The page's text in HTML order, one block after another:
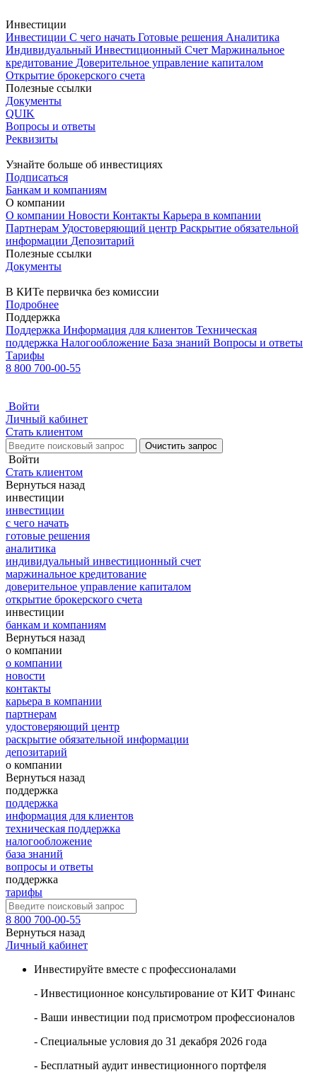
Инвестиции
Инвестиции С чего начать Готовые решения Аналитика
Индивидуальный Инвестиционный Счет Маржинальное
кредитование Доверительное управление капиталом
Открытие брокерского счета
Полезные ссылки
Документы
QUIK
Вопросы и ответы
Реквизиты
Узнайте больше об инвестициях
Подписаться
Банкам и компаниям
О компании
О компании Новости Контакты Карьера в компании
Партнерам Удостоверяющий центр Раскрытие обязательной
информации Депозитарий
Полезные ссылки
Документы
В КИТе первичка без комиссии
Подробнее
Поддержка
Поддержка Информация для клиентов Техническая
поддержка Налогообложение База знаний Вопросы и ответы
Тарифы
8 800 700-00-55
Войти
Личный кабинет
Стать клиентом
Очистить запрос
Войти
Стать клиентом
Вернуться назад
инвестиции
инвестиции
с чего начать
готовые решения
аналитика
индивидуальный инвестиционный счет
маржинальное кредитование
доверительное управление капиталом
открытие брокерского счета
инвестиции
банкам и компаниям
Вернуться назад
о компании
о компании
новости
контакты
карьера в компании
партнерам
удостоверяющий центр
раскрытие обязательной информации
депозитарий
о компании
Вернуться назад
поддержка
поддержка
информация для клиентов
техническая поддержка
налогообложение
база знаний
вопросы и ответы
поддержка
тарифы
8 800 700-00-55
Вернуться назад
Личный кабинет
Инвестируйте вместе с профессионалами
- Инвестиционное консультирование от КИТ Финанс
- Ваши инвестиции под присмотром профессионалов
- Специальные условия до 31 декабря 2026 года
- Бесплатный аудит инвестиционного портфеля